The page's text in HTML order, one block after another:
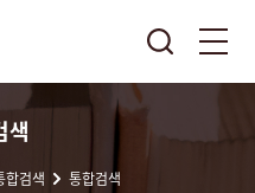
색
합검색 통합검색